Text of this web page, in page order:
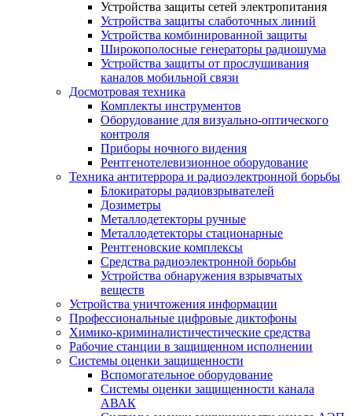
Устройства защиты сетей электропитания
Устройства защиты слаботочных линий
Устройства комбинированной защиты
Широкополосные генераторы радиошума
Устройства защиты от прослушивания
каналов мобильной связи
Досмотровая техника
Комплекты инструментов
Оборудование для визуально-оптического
контроля
Приборы ночного видения
Рентгенотелевизионное оборудование
Техника антитеррора и радиоэлектронной борьбы
Блокираторы радиовзрывателей
Дозиметры
Металлодетекторы ручные
Металлодетекторы стационарные
Рентгеновские комплексы
Средства радиоэлектронной борьбы
Устройства обнаружения взрывчатых
веществ
Устройства уничтожения информации
Профессиональные цифровые диктофоны
Химико-криминалистичестические средства
Рабочие станции в защищенном исполнении
Системы оценки защищенности
Вспомогательное оборудование
Системы оценки защищенности канала
АВАК